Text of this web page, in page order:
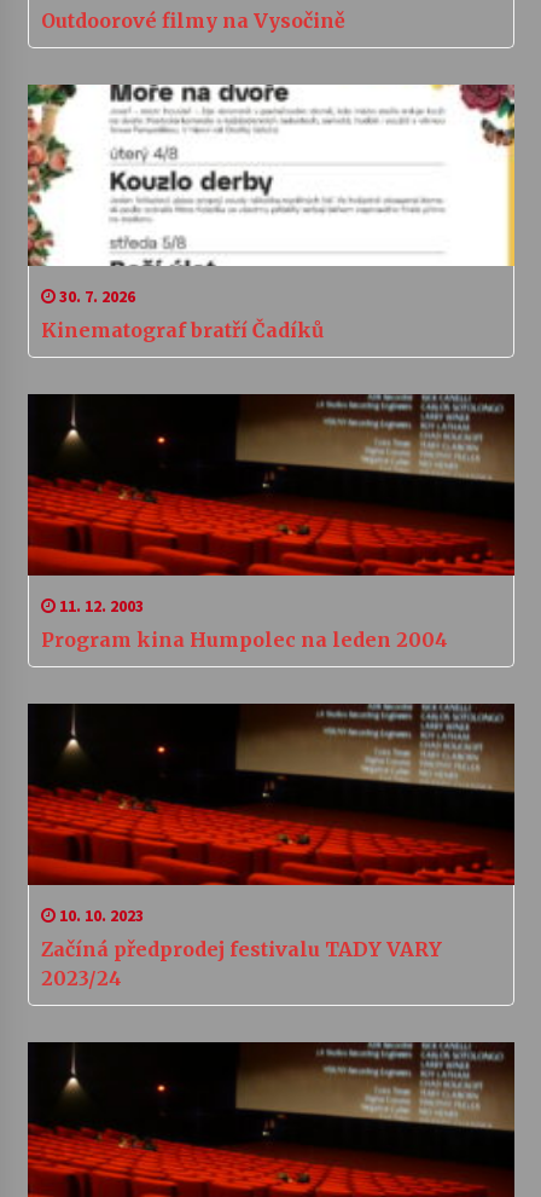
Outdoorové filmy na Vysočině
30. 7. 2026
Kinematograf bratří Čadíků
11. 12. 2003
Program kina Humpolec na leden 2004
10. 10. 2023
Začíná předprodej festivalu TADY VARY
2023/24